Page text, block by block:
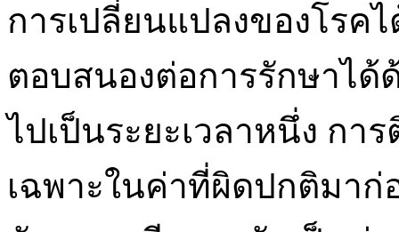
การเปลี่ยนแปลงของโรค
ตอบสนองต่อการรักษาได้
ไปเป็นระยะเวลาหนึ่ง ก
เฉพาะในค่าที่ผิดปกติมาก่